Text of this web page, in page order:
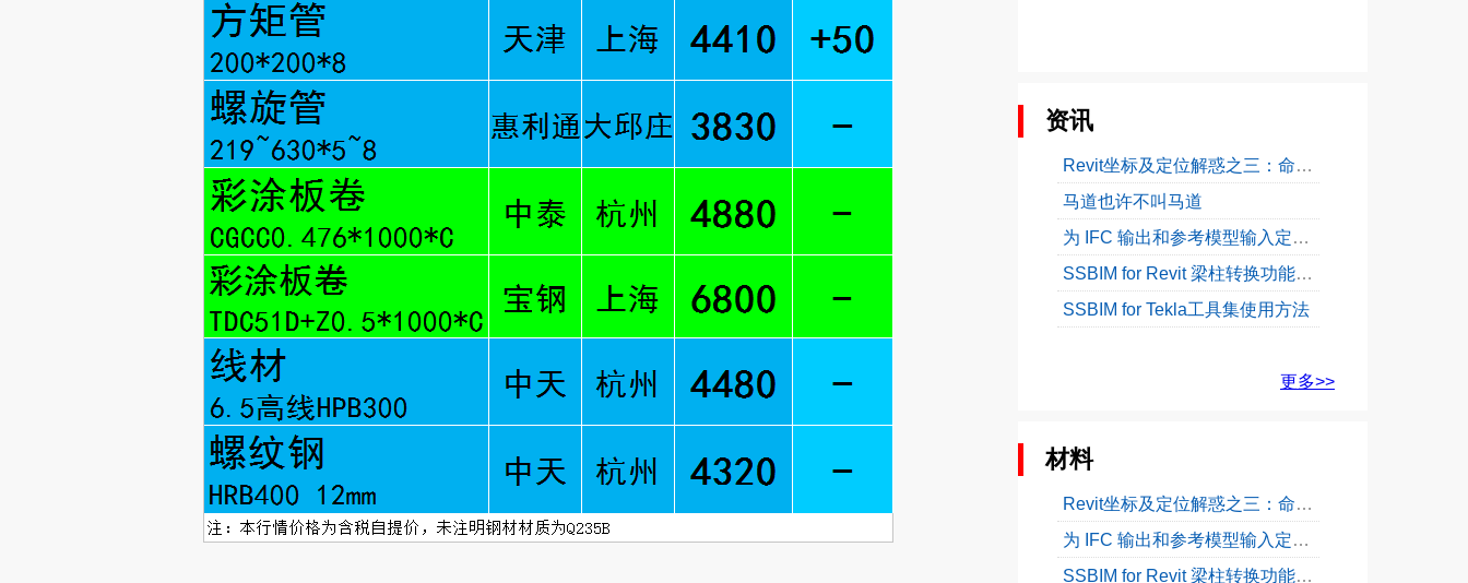
资讯
Revit坐标及定位解惑之三：命名位置
马道也许不叫马道
为 IFC 输出和参考模型输入定义工程基点
SSBIM for Revit 梁柱转换功能使用教程
SSBIM for Tekla工具集使用方法
更多>>
材料
Revit坐标及定位解惑之三：命名位置
为 IFC 输出和参考模型输入定义工程基点
SSBIM for Revit 梁柱转换功能使用教程